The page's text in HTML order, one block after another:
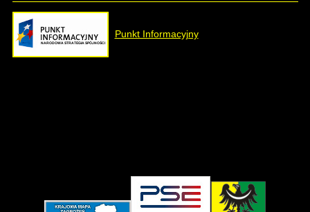
Punkt Informacyjny